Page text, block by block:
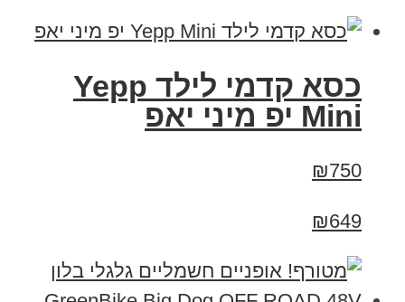
כסא קדמי לילד Yepp
Mini יפ מיני יאפ
₪750
₪649